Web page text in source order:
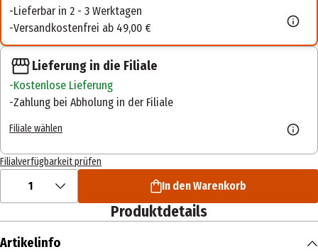
Lieferbar in 2 - 3 Werktagen
Versandkostenfrei ab 49,00 €
Lieferung in die Filiale
Kostenlose Lieferung
Zahlung bei Abholung in der Filiale
Filiale wählen
Filialverfügbarkeit prüfen
1 In den Warenkorb
Produktdetails
Artikelinfo